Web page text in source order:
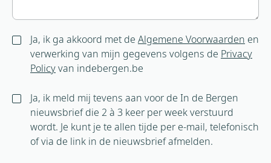
Ja, ik ga akkoord met de Algemene Voorwaarden en
verwerking van mijn gegevens volgens de Privacy
Policyvan indebergen.be
Ja, ik meld mij tevens aan voor de In de Bergen
nieuwsbrief die 2 à 3 keer per week verstuurd
wordt. Je kunt je te allen tijde per e-mail, telefonisch
of via de link in de nieuwsbrief afmelden.